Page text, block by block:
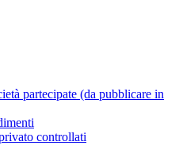
partecipate (da pubblicare in
controllati